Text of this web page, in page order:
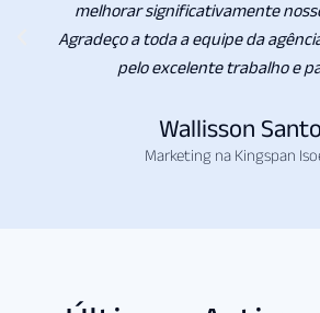
melhorar significativamente
Agradeço a toda a equipe da
pelo excelente trabalho e
Wallisson
Marketing na Kingspan